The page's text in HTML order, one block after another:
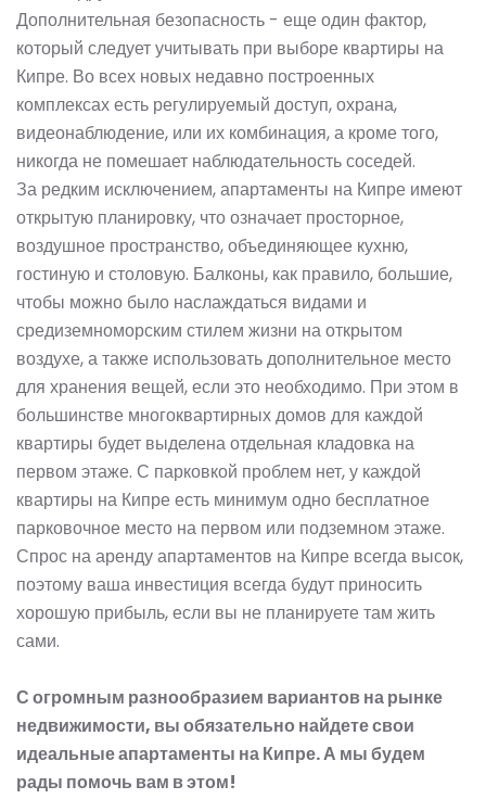
Дополнительная безопасность - еще один фактор,
который следует учитывать при выборе квартиры на
Кипре. Во всех новых недавно построенных
комплексах есть регулируемый доступ, охрана,
видеонаблюдение, или их комбинация, а кроме того,
никогда не помешает наблюдательность соседей.
За редким исключением, апартаменты на Кипре имеют
открытую планировку, что означает просторное,
воздушное пространство, объединяющее кухню,
гостиную и столовую. Балконы, как правило, большие,
чтобы можно было наслаждаться видами и
средиземноморским стилем жизни на открытом
воздухе, а также использовать дополнительное место
для хранения вещей, если это необходимо. При этом в
большинстве многоквартирных домов для каждой
квартиры будет выделена отдельная кладовка на
первом этаже. С парковкой проблем нет, у каждой
квартиры на Кипреесть минимум одно бесплатное
парковочное место на первом или подземном этаже.
Спрос на аренду апартаментов на Кипре всегда высок,
поэтому ваша инвестиция всегда будут приносить
хорошую прибыль, если вы не планируете там жить
сами.
С огромным разнообразием вариантов на рынке
недвижимости, вы обязательно найдете свои
идеальные апартаменты на Кипре. А мы будем
рады помочь вам в этом!